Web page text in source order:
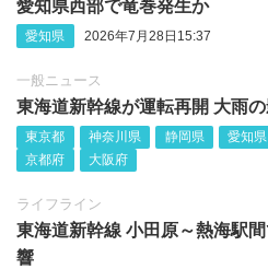
愛知県西部で竜巻発生か
愛知県 2026年7月28日15:37
一般ニュース
東海道新幹線が運転再開 大雨
東京都 神奈川県 静岡県 愛知県
京都府
大阪府
ライフライン
東海道新幹線 小田原～熱海駅
響